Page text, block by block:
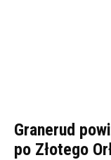
Granerud
po Złotego